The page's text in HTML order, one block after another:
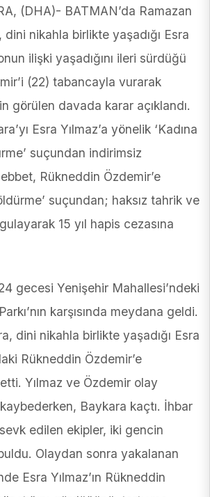
(DHA)- BATMAN’da Ramazan
dini nikahla birlikte yaşadığı Esra
ilişki yaşadığını ileri sürdüğü
(22) tabancayla vurarak
görülen davada karar açıklandı.
Esra Yılmaz’a yönelik ‘Kadına
suçundan indirimsiz
Rükneddin Özdemir’e
suçundan; haksız tahrik ve
15 yıl hapis cezasına
gecesi Yenişehir Mahallesi’ndeki
karşısında meydana geldi.
dini nikahla birlikte yaşadığı Esra
Rükneddin Özdemir’e
Yılmaz ve Özdemir olay
Baykara kaçtı. İhbar
edilen ekipler, iki gencin
Olaydan sonra yakalanan
Esra Yılmaz’ın Rükneddin